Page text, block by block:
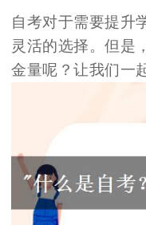
自考对于需要提升
灵活的选择。但是
金量呢？让我们一